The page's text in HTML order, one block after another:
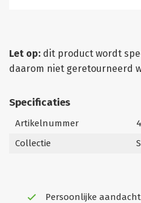
Let op: dit product wordt
daarom niet geretourneerd
Specificaties
Artikelnummer
Collectie
Persoonlijke aandacht